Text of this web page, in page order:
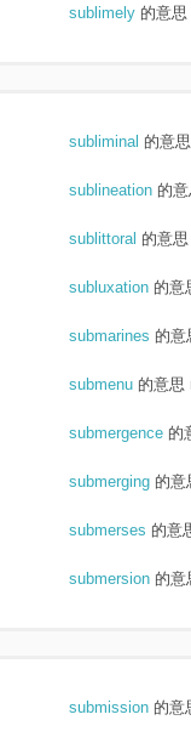
sublimely 的意思
subliminal 的意思
sublineation 的
sublittoral 的意思
subluxation 的意
submarines 的意
submenu 的意思
submergence 的
submerging 的意
submerses 的意
submersion 的意
submission 的意